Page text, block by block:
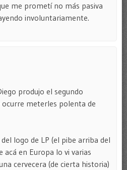
me prometí no más pasiva
involuntariamente.
produjo el segundo
ocurre meterles polenta de
logo de LP (el pibe arriba del
acá en Europa lo vi varias
cervecera (de cierta historia)